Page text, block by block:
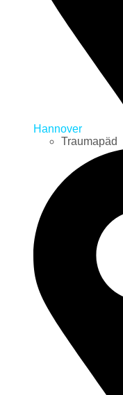
Hannover
Traumapäd